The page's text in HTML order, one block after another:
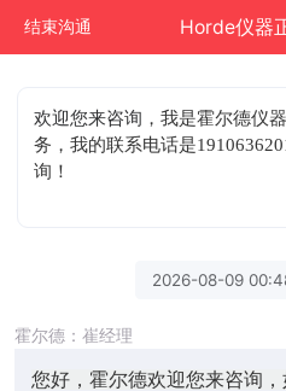
结束沟通 Horde仪器
欢迎您来咨询 ，我是霍尔德仪
务，我的联系电话是
询！
2026-08-09
霍尔德：崔经理
您好，霍尔德欢迎您来咨询